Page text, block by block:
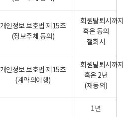
개인정보 보호법 제15조
(정보주체 동의)
회원탈퇴시까
혹은 동의
철회시
개인정보 보호법 제15조
(계약의이행)
회원탈퇴시까
혹은 2년
(재동의)
1년